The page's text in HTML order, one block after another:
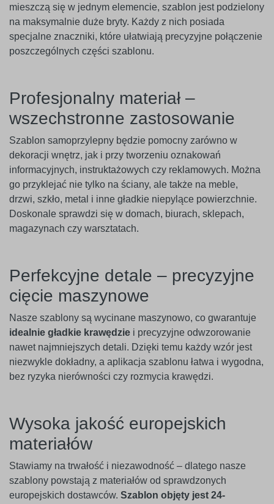
mieszczą się w jednym elemencie, szablon jest podzielony
na maksymalnie duże bryty. Każdy z nich posiada
specjalne znaczniki, które ułatwiają precyzyjne połączenie
poszczególnych części szablonu.
Profesjonalny materiał –
wszechstronne zastosowanie
Szablon samoprzylepny będzie pomocny zarówno w
dekoracji wnętrz, jak i przy tworzeniu oznakowań
informacyjnych, instruktażowych czy reklamowych. Można
go przyklejać nie tylko na ściany, ale także na meble,
drzwi, szkło, metal i inne gładkie niepylące powierzchnie.
Doskonale sprawdzi się w domach, biurach, sklepach,
magazynach czy warsztatach.
Perfekcyjne detale – precyzyjne
cięcie maszynowe
Nasze szablony są wycinane maszynowo, co gwarantuje
idealnie gładkie krawędzie i precyzyjne odwzorowanie
nawet najmniejszych detali. Dzięki temu każdy wzór jest
niezwykle dokładny, a aplikacja szablonu łatwa i wygodna,
bez ryzyka nierówności czy rozmycia krawędzi.
Wysoka jakość europejskich
materiałów
Stawiamy na trwałość i niezawodność – dlatego nasze
szablony powstają z materiałów od sprawdzonych
europejskich dostawców. Szablon objęty jest 24-